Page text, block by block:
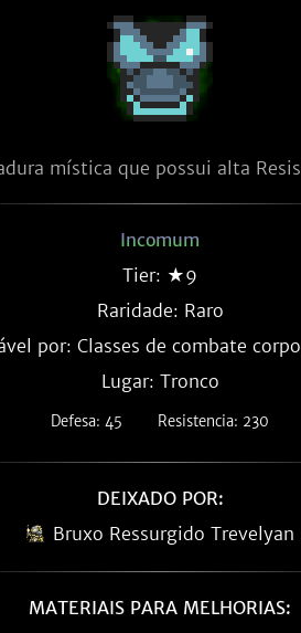
mística que possui alta
Incomum
Tier: ★9
Raridade: Raro
por: Classes de combate
Lugar: Tronco
Defesa: 45 Resistencia: 230
DEIXADO POR:
Bruxo Ressurgido Trevelyan
MATERIAIS PARA MELHORIAS: